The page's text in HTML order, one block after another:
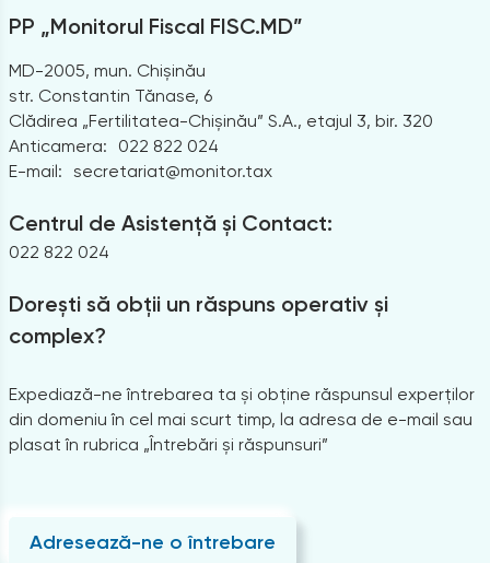
PP „Monitorul Fiscal FISC.MD”
MD-2005, mun. Chișinău
str. Constantin Tănase, 6
Clădirea „Fertilitatea-Chișinău” S.A., etajul 3, bir. 320
Anticamera:
022 822 024
E-mail: secretariat@monitor.tax
Centrul de Asistență și Contact:
022 822 024
Dorești să obții un răspuns operativ și
complex?
Expediază-ne întrebarea ta și obține răspunsul experților
din domeniu în cel mai scurt timp, la adresa de e-mail sau
plasat în rubrica „Întrebări și răspunsuri”
Adresează-ne o întrebare